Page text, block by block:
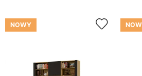
NOWY